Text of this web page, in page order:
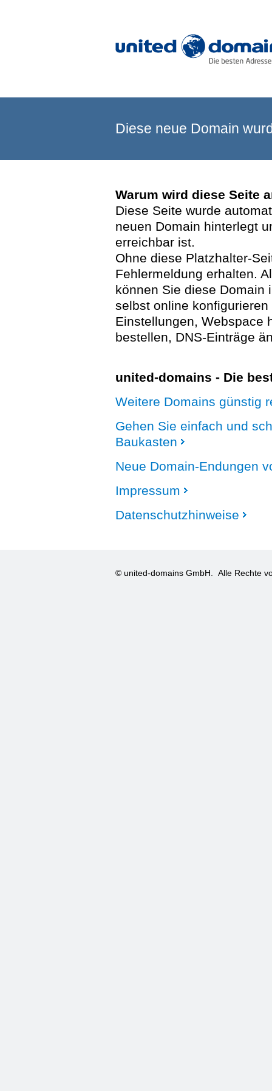
Diese neue Domain
Warum wird diese Seite
Diese Seite wurde
neuen Domain hinterlegt
erreichbar ist.
Ohne diese Platzhalter-
Fehlermeldung erhalten.
können Sie diese Domain
selbst online
Einstellungen, Webspace
bestellen, DNS-Einträge
united-domains - Die
Weitere Domains günstig
Gehen Sie einfach und
Baukasten
Neue Domain-Endungen
Impressum
Datenschutzhinweise
© united-domains GmbH. Alle Rechte